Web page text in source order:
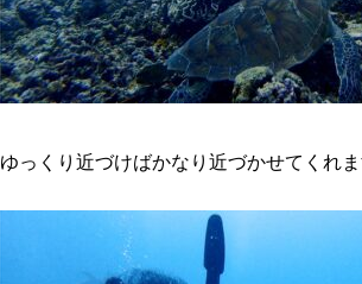
ゆっくり近づけばかなり近づかせてくれ